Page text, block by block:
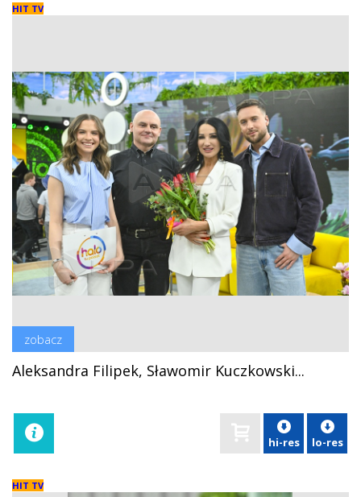
HIT TV
zobacz
Aleksandra Filipek, Sławomir Kuczkowski...
hi-res lo-res
HIT TV